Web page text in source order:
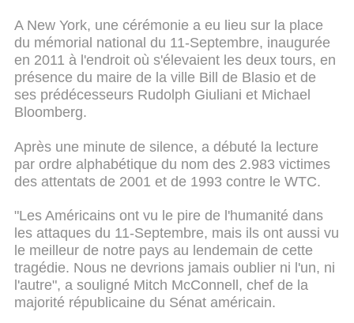
A New York, une cérémonie a eu lieu sur la place
du mémorial national du 11-Septembre, inaugurée
en 2011 à l'endroit où s'élevaient les deux tours, en
présence du maire de la ville Bill de Blasio et de
ses prédécesseurs Rudolph Giuliani et Michael
Bloomberg.
Après une minute de silence, a débuté la lecture
par ordre alphabétique du nom des 2.983 victimes
des attentats de 2001 et de 1993 contre le WTC.
"Les Américains ont vu le pire de l'humanité dans
les attaques du 11-Septembre, mais ils ont aussi vu
le meilleur de notre pays au lendemain de cette
tragédie. Nous ne devrions jamais oublier ni l'un, ni
l'autre", a souligné Mitch McConnell, chef de la
majorité républicaine du Sénat américain.